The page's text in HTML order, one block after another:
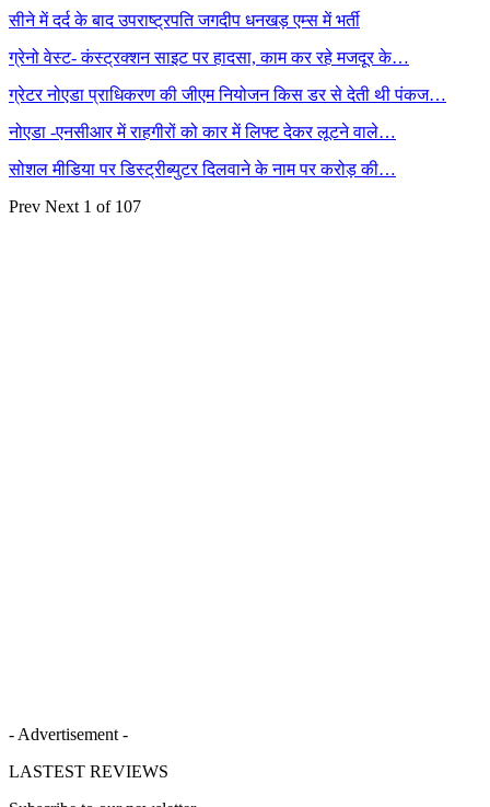
सीने में दर्द के बाद उपराष्ट्रपति जगदीप धनखड़ एम्स में भर्ती
ग्रेनो वेस्ट- कंस्ट्रक्शन साइट पर हादसा, काम कर रहे मजदूर के…
ग्रेटर नोएडा प्राधिकरण की जीएम नियोजन किस डर से देती थी पंकज…
नोएडा -एनसीआर में राहगीरों को कार में लिफ्ट देकर लूटने वाले…
सोशल मीडिया पर डिस्ट्रीब्युटर दिलवाने के नाम पर करोड़ की…
Prev Next 1 of 107
- Advertisement -
LASTEST REVIEWS